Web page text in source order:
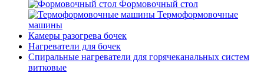
Формовочный стол
Термоформовочные
машины
Камеры разогрева бочек
Нагреватели для бочек
Спиральные нагреватели для горячеканальных систем
витковые